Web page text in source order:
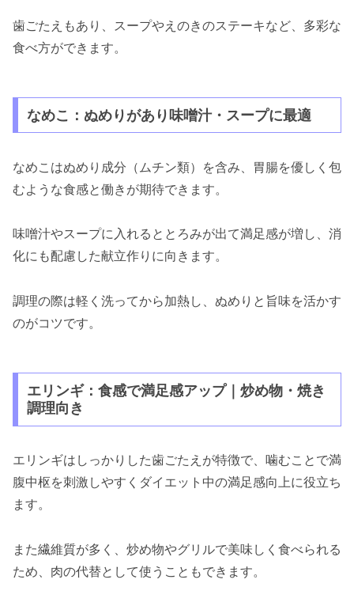
歯ごたえもあり、スープやえのきのステーキなど、多彩な
食べ方ができます。
なめこ：ぬめりがあり味噌汁・スープに最適
なめこはぬめり成分（ムチン類）を含み、胃腸を優しく包
むような食感と働きが期待できます。
味噌汁やスープに入れるととろみが出て満足感が増し、消
化にも配慮した献立作りに向きます。
調理の際は軽く洗ってから加熱し、ぬめりと旨味を活かす
のがコツです。
エリンギ：食感で満足感アップ｜炒め物・焼き
調理向き
エリンギはしっかりした歯ごたえが特徴で、噛むことで満
腹中枢を刺激しやすくダイエット中の満足感向上に役立ち
ます。
また繊維質が多く、炒め物やグリルで美味しく食べられる
ため、肉の代替として使うこともできます。